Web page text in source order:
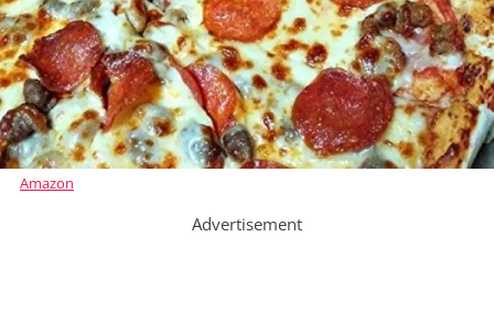
Amazon
Advertisement